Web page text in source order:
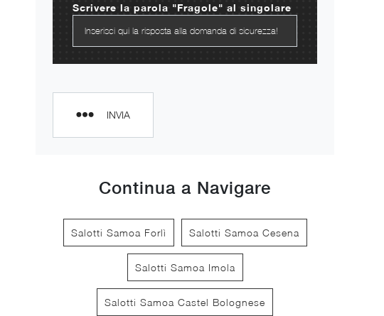
Scrivere la parola "Fragole" al singolare
INVIA
Continua a Navigare
Salotti Samoa Forlì Salotti Samoa Cesena
Salotti Samoa Imola
Salotti Samoa Castel Bolognese